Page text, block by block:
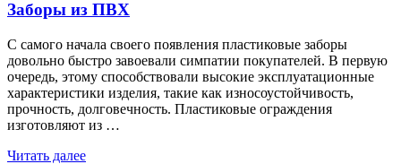
Заборы из ПВХ
С самого начала своего появления пластиковые заборы
довольно быстро завоевали симпатии покупателей. В первую
очередь, этому способствовали высокие эксплуатационные
характеристики изделия, такие как износоустойчивость,
прочность, долговечность. Пластиковые ограждения
изготовляют из …
Читать далее